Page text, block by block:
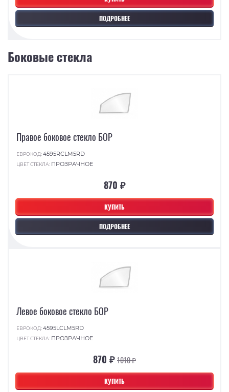
ПОДРОБНЕЕ
Боковые стекла
КУПИТЬ
ПОДРОБНЕЕ
Правое боковое стекло БОР
ЕВРОКОД:4595RCLM5RD
ЦВЕТ СТЕКЛА: ПРОЗРАЧНОЕ
870 ₽
КУПИТЬ
Левое боковое стекло БОР
ЕВРОКОД:4595LCLM5RD
ЦВЕТ СТЕКЛА: ПРОЗРАЧНОЕ
870 ₽1010 ₽